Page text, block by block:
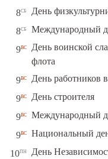
8сб День
8сб Международный
9вс
День воинской
флота
9вс День работников
9вс День строителя
9вс Международный
9вс Национальный
10пн День